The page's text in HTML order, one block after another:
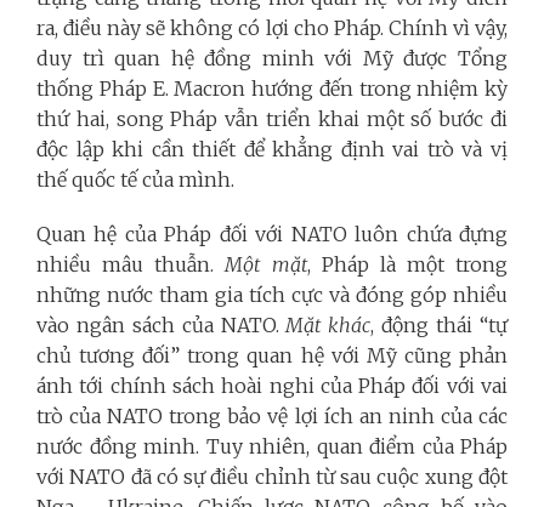
ra, điều này sẽ không có lợi cho Pháp. Chính vì vậy,
duy trì quan hệ đồng minh với Mỹ được Tổng
thống Pháp E. Macron hướng đến trong nhiệm kỳ
thứ hai, song Pháp vẫn triển khai một số bước đi
độc lập khi cần thiết để khẳng định vai trò và vị
thế quốc tế của mình.
Quan hệ của Pháp đối với NATO luôn chứa đựng
nhiều mâu thuẫn. Một mặt, Pháp là một trong
những nước tham gia tích cực và đóng góp nhiều
vào ngân sách của NATO. Mặt khác, động thái “tự
chủ tương đối” trong quan hệ với Mỹ cũng phản
ánh tới chính sách hoài nghi của Pháp đối với vai
trò của NATO trong bảo vệ lợi ích an ninh của các
nước đồng minh. Tuy nhiên, quan điểm của Pháp
với NATO đã có sự điều chỉnh từ sau cuộc xung đột